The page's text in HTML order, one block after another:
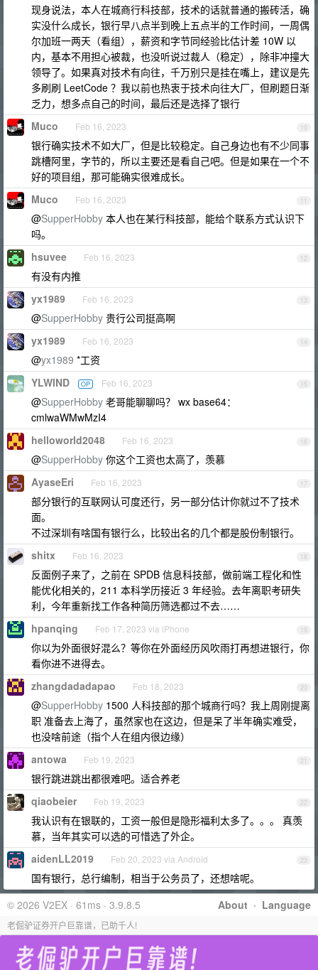
现身说法，本人在城商行科技部，技术的话就普通的搬砖活，确
实没什么成长，银行早八点半到晚上五点半的工作时间，一周偶
尔加班一两天（看组），薪资和字节同经验比估计差 10W 以
内，基本不用担心被裁，也没听说过裁人（稳定），除非冲撞大
领导了。如果真对技术有向往，千万别只是挂在嘴上，建议是先
多刷刷 LeetCode ？我以前也热衷于技术向往大厂，但刷题日渐
乏力，想多点自己的时间，最后还是选择了银行
10
Muco Feb 16, 2023
银行确实技术不如大厂，但是比较稳定。自己身边也有不少同事
跳槽阿里，字节的，所以主要还是看自己吧。但是如果在一个不
好的项目组，那可能确实很难成长。
11
Muco Feb 16, 2023
@SupperHobby 本人也在某行科技部，能给个联系方式认识下
吗。
12
hsuvee Feb 16, 2023
有没有内推
13
yx1989 Feb 16, 2023
@SupperHobby 贵行公司挺高啊
14
yx1989 Feb 16, 2023
@yx1989 *工资
15
YLWIND OP Feb 16, 2023
@SupperHobby 老哥能聊聊吗？ wx base64：
cmlwaWMwMzI4
16
helloworld2048 Feb 16, 2023
@SupperHobby 你这个工资也太高了，羡慕
17
AyaseEri Feb 16, 2023
部分银行的互联网认可度还行，另一部分估计你就过不了技术
面。
不过深圳有啥国有银行么，比较出名的几个都是股份制银行。
18
shitx Feb 16, 2023
反面例子来了，之前在 SPDB 信息科技部，做前端工程化和性
能优化相关的，211 本科学历接近 3 年经验。去年离职考研失
利，今年重新找工作各种简历筛选都过不去……
19
hpanqing Feb 17, 2023 via iPhone
你以为外面很好混么？等你在外面经历风吹雨打再想进银行，你
看你进不进得去。
20
zhangdadadapao Feb 18, 2023
@SupperHobby 1500 人科技部的那个城商行吗？我上周刚提离
职 准备去上海了，虽然家也在这边，但是呆了半年确实难受，
也没啥前途（指个人在组内很边缘）
21
antowa Feb 19, 2023
银行跳进跳出都很难吧。适合养老
22
qiaobeier Feb 19, 2023
我认识有在银联的，工资一般但是隐形福利太多了。。。 真羡
慕，当年其实可以选的可惜选了外企。
23
aidenLL2019 Feb 20, 2023 via Android
国有银行，总行编制，相当于公务员了，还想啥呢。
About · Language
© 2026 V2EX · 61ms · 3.9.8.5
老倔驴证券开户巨靠谱，已助千人!